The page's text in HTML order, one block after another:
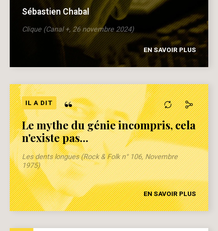
Sébastien Chabal
Clique (Canal +, 26 novembre 2024)
EN SAVOIR PLUS
IL A DIT “
Le mythe du génie incompris, cela
n'existe pas...
Les dents longues (Rock & Folk n° 106, Novembre
1975)
EN SAVOIR PLUS